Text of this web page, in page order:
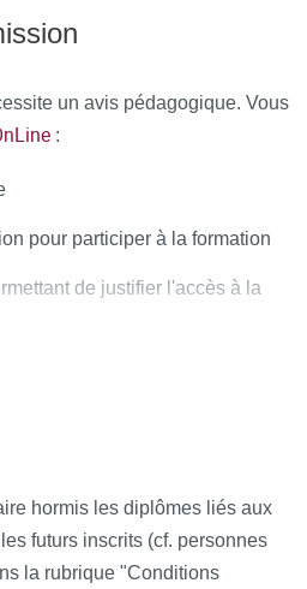
un avis pédagogique. Vous
:
pour participer à la formation
de justifier l'accès à la
compléter et à déposer sur
hormis les diplômes liés aux
futurs inscrits (cf. personnes
la rubrique "Conditions